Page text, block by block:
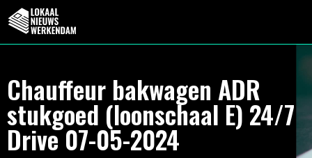
Chauffeur bakwagen ADR
stukgoed (loonschaal E) 24/7
Drive 07-05-2024